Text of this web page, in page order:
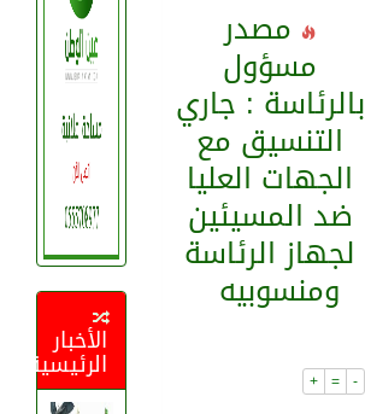
الأخبار
الرئيسية
مصدر
مسؤول
بالرئاسة : جاري
التنسيق مع
الجهات العليا
ضد المسيئين
لجهاز الرئاسة
ومنسوبيه
+ = -